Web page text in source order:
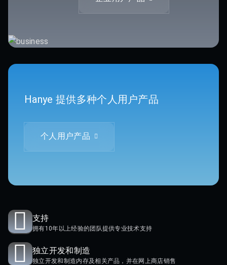
Hanye 提供多种个人用户产品
个人用户产品
支持
拥有10年以上经验的团队提供专业技术支持
独立开发和制造
独立开发和制造内存及相关产品，并在网上商店销售